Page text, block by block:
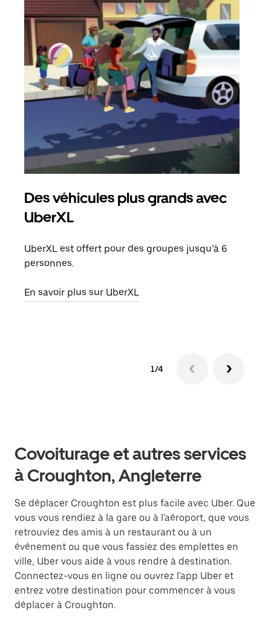
Des véhicules plus grands avec
UberXL
UberXL est offert pour des groupes jusqu’à 6
personnes.
En savoir plus sur UberXL
1/4
Covoiturage et autres services
à Croughton, Angleterre
Se déplacer Croughton est plus facile avec Uber. Que
vous vous rendiez à la gare ou à l'aéroport, que vous
retrouviez des amis à un restaurant ou à un
événement ou que vous fassiez des emplettes en
ville, Uber vous aide à vous rendre à destination.
Connectez-vous en ligne ou ouvrez l'app Uber et
entrez votre destination pour commencer à vous
déplacer à Croughton.